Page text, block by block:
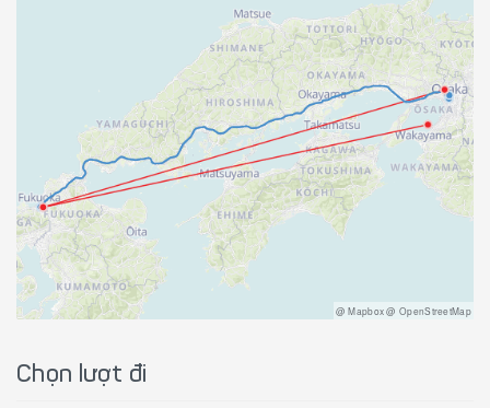
@ Mapbox @ OpenStreetMap
Chọn lượt đi